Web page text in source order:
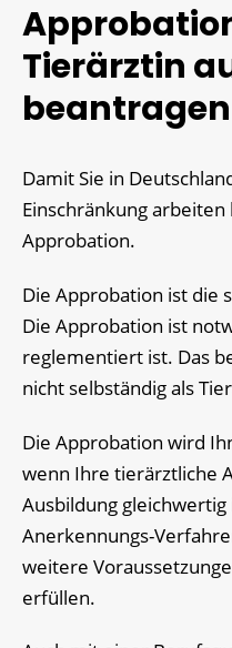
Tierärztin
beantragen
Damit Sie in
Einschränkung
Approbation.
Die Approbation ist die
Die Approbation ist
reglementiert ist. Das
nicht selbständig als
Die Approbation wird
wenn Ihre tierärztliche
Ausbildung
Anerkennungs-
weitere
erfüllen.